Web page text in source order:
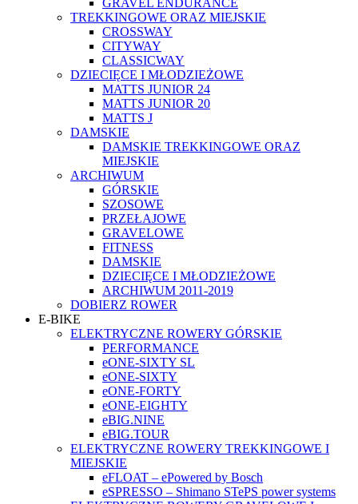
GRAVEL ENDURANCE
TREKKINGOWE ORAZ MIEJSKIE
CROSSWAY
CITYWAY
CLASSICWAY
DZIECIĘCE I MŁODZIEŻOWE
MATTS JUNIOR 24
MATTS JUNIOR 20
MATTS J
DAMSKIE
DAMSKIE TREKKINGOWE ORAZ
MIEJSKIE
ARCHIWUM
GÓRSKIE
SZOSOWE
PRZEŁAJOWE
GRAVELOWE
FITNESS
DAMSKIE
DZIECIĘCE I MŁODZIEŻOWE
ARCHIWUM 2011-2019
DOBIERZ ROWER
E-BIKE
ELEKTRYCZNE ROWERY GÓRSKIE
PERFORMANCE
eONE-SIXTY SL
eONE-SIXTY
eONE-FORTY
eONE-EIGHTY
eBIG.NINE
eBIG.TOUR
ELEKTRYCZNE ROWERY TREKKINGOWE I
MIEJSKIE
eFLOAT – ePowered by Bosch
eSPRESSO – Shimano STePS power systems